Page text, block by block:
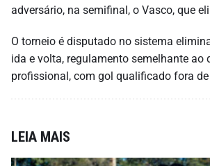
adversário, na semifinal, o Vasco, que
O torneio é disputado no sistema
ida e volta, regulamento semelhante ao
profissional, com gol qualificado fora
LEIA MAIS